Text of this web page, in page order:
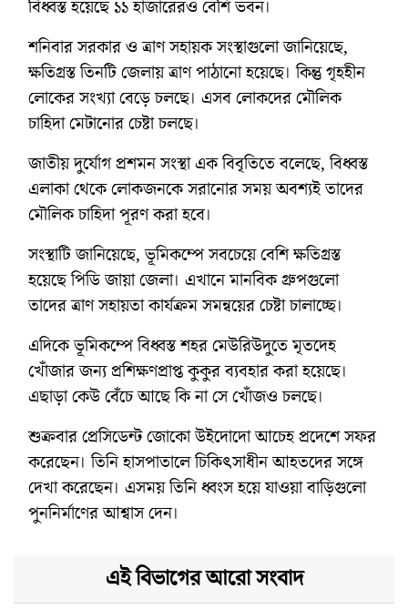
বিধ্বস্ত হয়েছে ১১ হাজারেরও বেশি ভবন।
শনিবার সরকার ও ত্রাণ সহায়ক সংস্থাগুলো জানিয়েছে,
ক্ষতিগ্রস্ত তিনটি জেলায় ত্রাণ পাঠানো হয়েছে। কিন্তু গৃহহীন
লোকের সংখ্যা বেড়ে চলছে। এসব লোকদের মৌলিক
চাহিদা মেটানোর চেষ্টা চলছে।
জাতীয় দুর্যোগ প্রশমন সংস্থা এক বিবৃতিতে বলেছে, বিধ্বস্ত
এলাকা থেকে লোকজনকে সরানোর সময় অবশ্যই তাদের
মৌলিক চাহিদা পূরণ করা হবে।
সংস্থাটি জানিয়েছে, ভূমিকম্পে সবচেয়ে বেশি ক্ষতিগ্রস্ত
হয়েছে পিডি জায়া জেলা। এখানে মানবিক গ্রুপগুলো
তাদের ত্রাণ সহায়তা কার্যক্রম সমন্বয়ের চেষ্টা চালাচ্ছে।
এদিকে ভূমিকম্পে বিধ্বস্ত শহর মেউরিউদুতে মৃতদেহ
খোঁজার জন্য প্রশিক্ষণপ্রাপ্ত কুকুর ব্যবহার করা হয়েছে।
এছাড়া কেউ বেঁচে আছে কি না সে খোঁজও চলছে।
শুক্রবার প্রেসিডেন্ট জোকো উইদোদো আচেহ প্রদেশে সফর
করেছেন। তিনি হাসপাতালে চিকিৎসাধীন আহতদের সঙ্গে
দেখা করেছেন। এসময় তিনি ধ্বংস হয়ে যাওয়া বাড়িগুলো
পুননির্মাণের আশ্বাস দেন।
এই বিভাগের আরো সংবাদ